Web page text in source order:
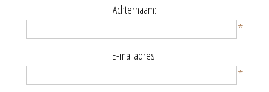
Achternaam:
*
E-mailadres:
*